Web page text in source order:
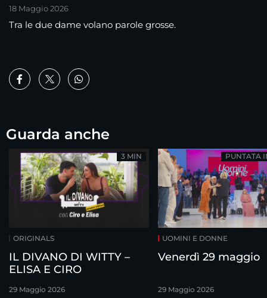
18 Maggio 2026
Tra le due dame volano parole grosse.
Guarda anche
ORIGINALS
IL DIVANO DI WITTY –
ELISA E CIRO
29 Maggio 2026
3 MIN
UOMINI E DONNE
Venerdì 29 maggio
29 Maggio 2026
PUNTATA